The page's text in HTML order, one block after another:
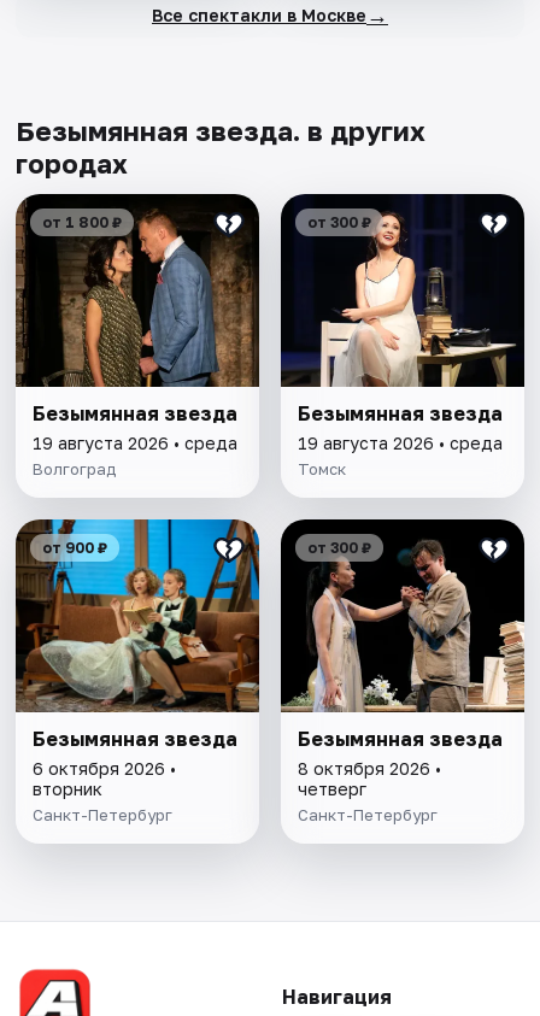
Все спектакли в Москве →
Безымянная звезда. в других
городах
от 1 800 ₽
Безымянная звезда
19 августа 2026 • среда
Волгоград
от 300 ₽
Безымянная звезда
19 августа 2026 • среда
Томск
от 900 ₽
Безымянная звезда
6 октября 2026 •
вторник
Санкт-Петербург
от 300 ₽
Безымянная звезда
8 октября 2026 •
четверг
Санкт-Петербург
Навигация